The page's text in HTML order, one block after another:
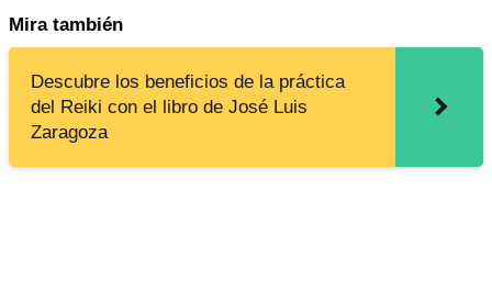
Mira también
Descubre los beneficios de la práctica
del Reiki con el libro de José Luis
Zaragoza